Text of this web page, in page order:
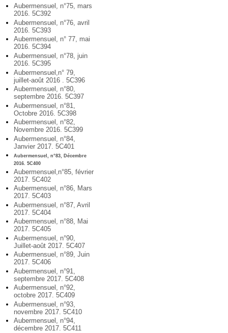
Aubermensuel, n°75, mars
2016. 5C392
Aubermensuel, n°76, avril
2016. 5C393
Aubermensuel, n° 77, mai
2016. 5C394
Aubermensuel, n°78, juin
2016. 5C395
Aubermensuel,n° 79,
juillet-août 2016 . 5C396
Aubermensuel, n°80,
septembre 2016. 5C397
Aubermensuel, n°81,
Octobre 2016. 5C398
Aubermensuel, n°82,
Novembre 2016. 5C399
Aubermensuel, n°84,
Janvier 2017. 5C401
Aubermensuel, n°83, Décembre
2016. 5C400
Aubermensuel,n°85, février
2017. 5C402
Aubermensuel, n°86, Mars
2017. 5C403
Aubermensuel, n°87, Avril
2017. 5C404
Aubermensuel, n°88, Mai
2017. 5C405
Aubermensuel, n°90,
Juillet-août 2017. 5C407
Aubermensuel, n°89, Juin
2017. 5C406
Aubermensuel, n°91,
septembre 2017. 5C408
Aubermensuel, n°92,
octobre 2017. 5C409
Aubermensuel, n°93,
novembre 2017. 5C410
Aubermensuel, n°94,
décembre 2017. 5C411